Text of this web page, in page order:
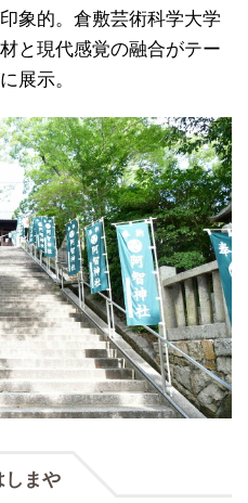
象的。倉敷芸術科学大学
と現代感覚の融合がテー
展示。
まや